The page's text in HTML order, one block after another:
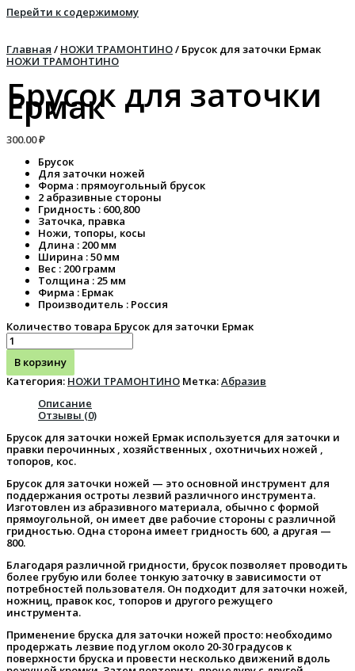
Перейти к содержимому
Главная / НОЖИ ТРАМОНТИНО/ Брусок для заточки Ермак
НОЖИ ТРАМОНТИНО
Брусок для заточки
Ермак
300.00₽
Брусок
Для заточки ножей
Форма : прямоугольный брусок
2 абразивные стороны
Гридность : 600,800
Заточка, правка
Ножи, топоры, косы
Длина : 200 мм
Ширина : 50 мм
Вес : 200 грамм
Толщина : 25 мм
Фирма : Ермак
Производитель : Россия
Количество товара Брусок для заточки Ермак
В корзину
Категория: НОЖИ ТРАМОНТИНО Метка:Абразив
Описание
Отзывы (0)
Брусок для заточки ножей Ермак используется для заточки и
правки перочинных , хозяйственных , охотничьих ножей ,
топоров, кос.
Брусок для заточки ножей — это основной инструмент для
поддержания остроты лезвий различного инструмента.
Изготовлен из абразивного материала, обычно с формой
прямоугольной, он имеет две рабочие стороны с различной
гридностью. Одна сторона имеет гридность 600, а другая —
800.
Благодаря различной гридности, брусок позволяет проводить
более грубую или более тонкую заточку в зависимости от
потребностей пользователя. Он подходит для заточки ножей,
ножниц, правок кос, топоров и другого режущего
инструмента.
Применение бруска для заточки ножей просто: необходимо
продержать лезвие под углом около 20-30 градусов к
поверхности бруска и провести несколько движений вдоль